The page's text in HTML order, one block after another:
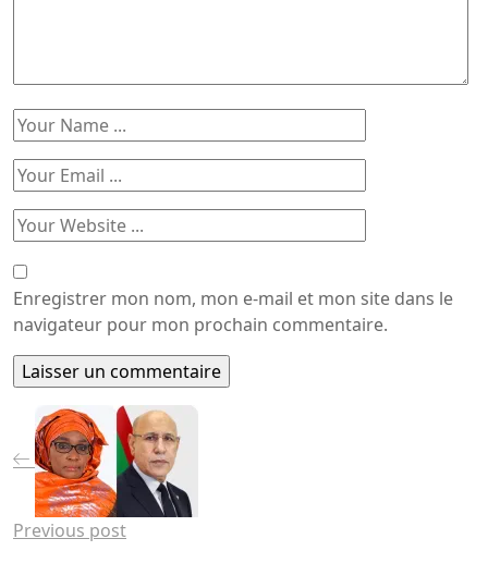
Enregistrer mon nom, mon e-mail et mon site dans le
navigateur pour mon prochain commentaire.
Previous post